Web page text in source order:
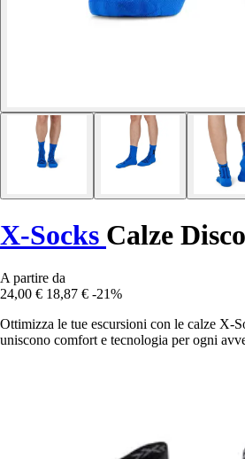
X-Socks Calze
A partire da
24,00 € 18,87 € -21%
Ottimizza le tue escursioni con le calze X-
uniscono comfort e tecnologia per ogni